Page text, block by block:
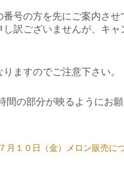
号の方を先にご案内させ
訳ございませんが、キャ
すのでご注意下さい。
間の部分が映るようにお
７月１０日（金）メロン販売に